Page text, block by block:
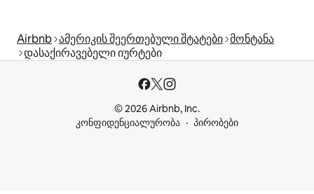
Airbnb ამერიკის შეერთებული შტატები მონტანა
დასაქირავებელი იურტები
© 2026 Airbnb, Inc.
კონფიდენციალურობა
პირობები